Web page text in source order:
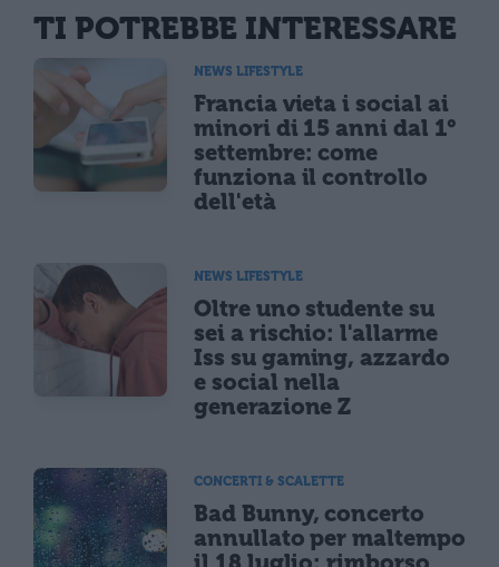
TI POTREBBE INTERESSARE
NEWS LIFESTYLE
Francia vieta i social ai
minori di 15 anni dal 1°
settembre: come
funziona il controllo
dell'età
NEWS LIFESTYLE
Oltre uno studente su
sei a rischio: l'allarme
Iss su gaming, azzardo
e social nella
generazione Z
CONCERTI & SCALETTE
Bad Bunny, concerto
annullato per maltempo